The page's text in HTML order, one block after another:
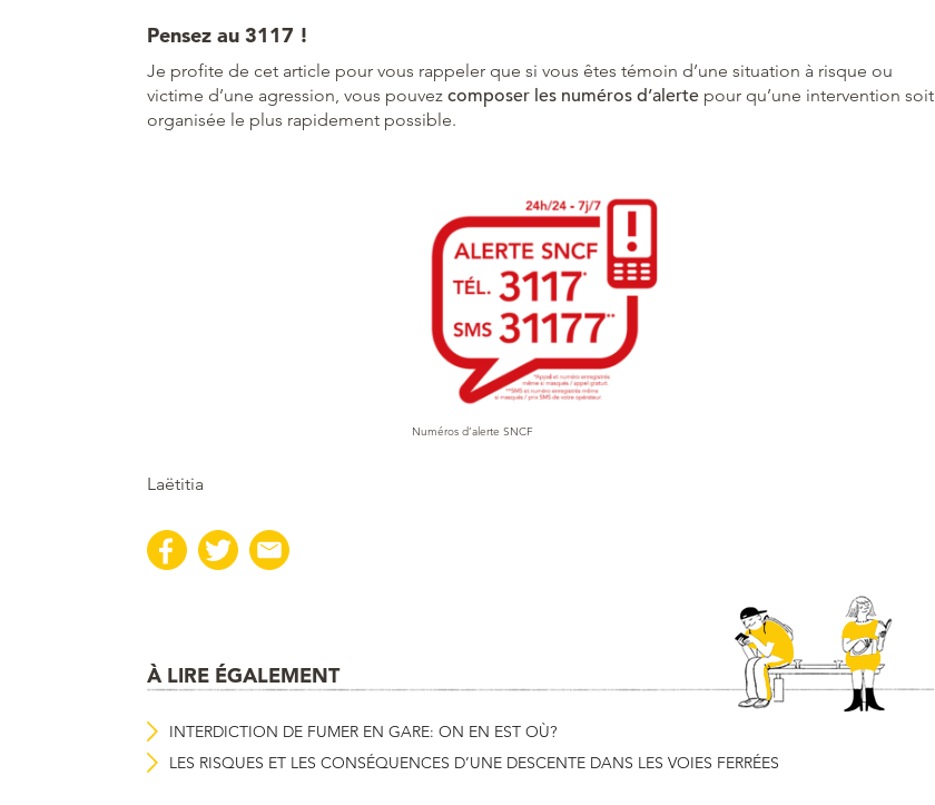
Pensez au 3117 !
Je profite de cet article pour vous rappeler que si vous êtes témoin d’une situation à risque ou
victime d’une agression, vous pouvez composer les numéros d’alerte pour qu’une intervention soit
organisée le plus rapidement possible.
Numéros d’alerte SNCF
Laëtitia
À LIRE ÉGALEMENT
INTERDICTION DE FUMER EN GARE: ON EN EST OÙ?
LES RISQUES ET LES CONSÉQUENCES D’UNE DESCENTE DANS LES VOIES FERRÉES